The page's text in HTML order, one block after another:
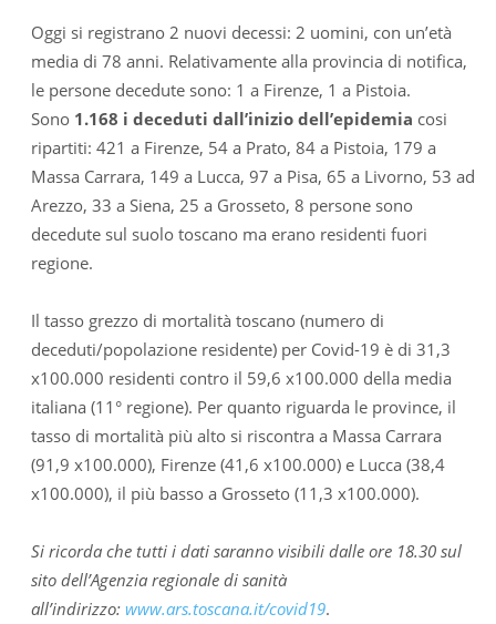
Oggi si registrano 2 nuovi decessi: 2 uomini, con un’età
media di 78 anni. Relativamente alla provincia di notifica,
le persone decedute sono: 1 a Firenze, 1 a Pistoia.
Sono 1.168 i deceduti dall’inizio dell’epidemia cosi
ripartiti: 421 a Firenze, 54 a Prato, 84 a Pistoia, 179 a
Massa Carrara, 149 a Lucca, 97 a Pisa, 65 a Livorno, 53 ad
Arezzo, 33 a Siena, 25 a Grosseto, 8 persone sono
decedute sul suolo toscano ma erano residenti fuori
regione.
Il tasso grezzo di mortalità toscano (numero di
deceduti/popolazione residente) per Covid-19 è di 31,3
x100.000 residenti contro il 59,6 x100.000 della media
italiana (11° regione). Per quanto riguarda le province, il
tasso di mortalità più alto si riscontra a Massa Carrara
(91,9 x100.000), Firenze (41,6 x100.000) e Lucca (38,4
x100.000), il più basso a Grosseto (11,3 x100.000).
Si ricorda che tutti i dati saranno visibili dalle ore 18.30 sul
sito dell’Agenzia regionale di sanità
all’indirizzo: www.ars.toscana.it/covid19.